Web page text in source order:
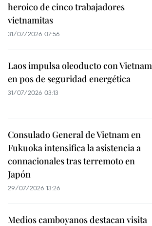
heroico de cinco trabajadores
vietnamitas
31/07/2026 07:56
Laos impulsa oleoducto con Vietnam
en pos de seguridad energética
31/07/2026 03:13
Consulado General de Vietnam en
Fukuoka intensifica la asistencia a
connacionales tras terremoto en
Japón
29/07/2026 13:26
Medios camboyanos destacan visita